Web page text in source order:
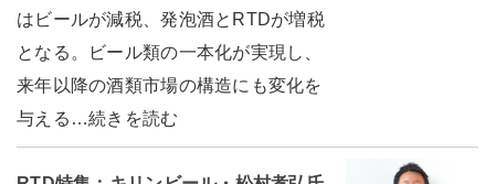
はビールが減税、発泡酒とRTDが増税
となる。ビール類の一本化が実現し、
来年以降の酒類市場の構造にも変化を
与える…続きを読む